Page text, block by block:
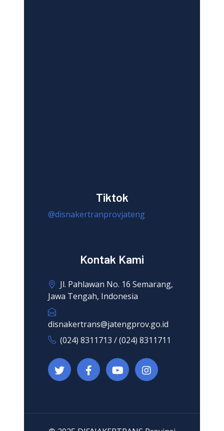
Tiktok
@disnakertranprovjateng
Kontak Kami
Jl. Pahlawan No. 16 Semarang,
Jawa Tengah, Indonesia
disnakertrans@jatengprov.go.id
(024) 8311713 / (024) 8311711